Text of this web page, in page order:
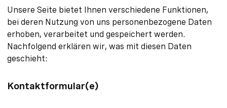
Unsere Seite bietet Ihnen verschiedene Funktionen,
bei deren Nutzung von uns personenbezogene Daten
erhoben, verarbeitet und gespeichert werden.
Nachfolgend erklären wir, was mit diesen Daten
geschieht:
Kontaktformular(e)